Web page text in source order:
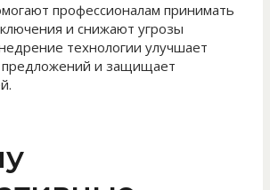
профессионалам принимать
и снижают угрозы
технологии улучшает
предложений и защищает